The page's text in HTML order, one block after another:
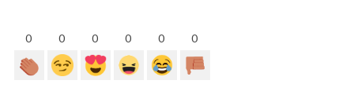
0 0 0 0 0 0